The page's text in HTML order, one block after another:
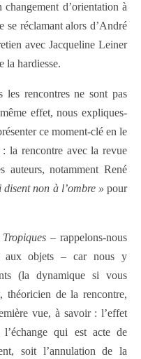
d’orientation à
se réclamant alors d’André
avec Jacqueline Leiner
la hardiesse.
les rencontres ne sont pas
effet, nous expliques-
ce moment-clé en le
la rencontre avec la revue
auteurs, notamment René
disent non à l’ombre » pour
Tropiques– rappelons-nous
aux objets – car nous y
(la dynamique si vous
théoricien de la rencontre,
vue, à savoir : l’effet
qui est acte de
soit l’annulation de la